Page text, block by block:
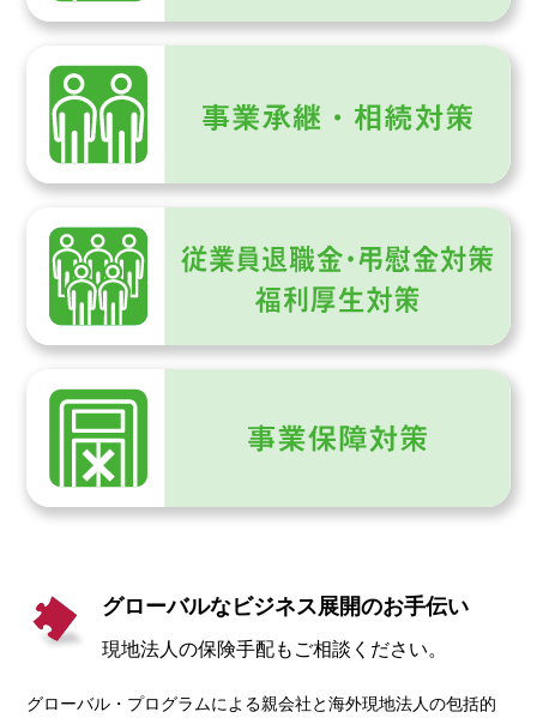
グローバルなビジネス展開のお手伝い
現地法人の保険手配もご相談ください。
グローバル・プログラムによる親会社と海外現地法人の包括的